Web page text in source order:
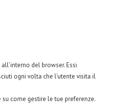
del browser. Essi
ogni volta che l’utente visita il
come gestire le tue preferenze.